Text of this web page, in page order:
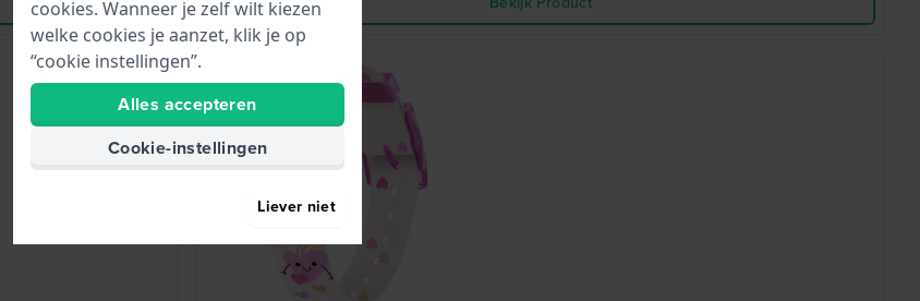
cookies. Wanneer je zelf wilt kiezen
welke cookies je aanzet, klik je op
“cookie instellingen”.
Alles accepteren
Cookie-instellingen
Liever niet